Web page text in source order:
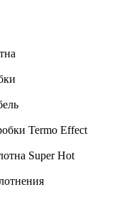
Termo Effect
Super Нot